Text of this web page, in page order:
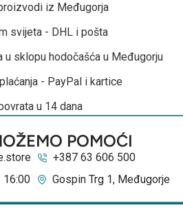
iz Međugorja
svijeta - DHL i pošta
u sklopu hodočašća u Međugorju
- PayPal i kartice
u 14 dana
POMOĆI
+387 63 606 500
16:00
Gospin Trg 1, Međugorje